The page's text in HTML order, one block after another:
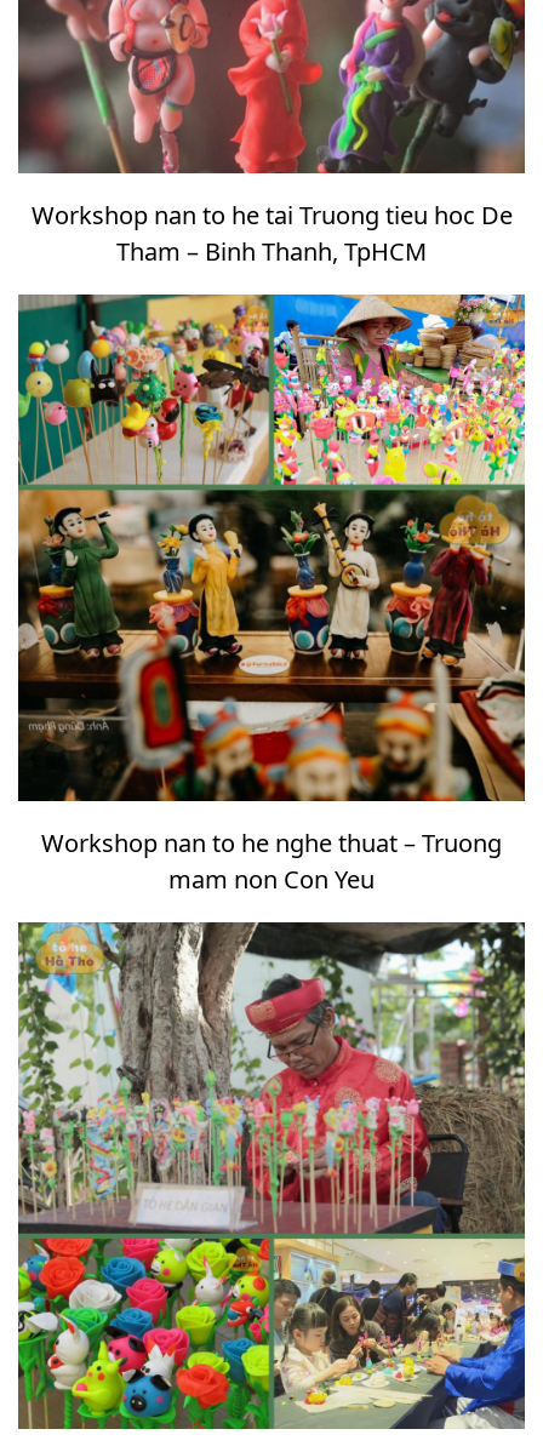
Workshop nan to he tai Truong tieu hoc De
Tham – Binh Thanh, TpHCM
Workshop nan to he nghe thuat – Truong
mam non Con Yeu